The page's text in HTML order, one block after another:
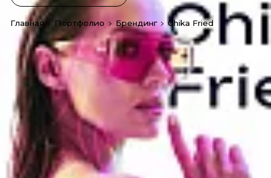
Главная Портфолио Брендинг Chika Fried